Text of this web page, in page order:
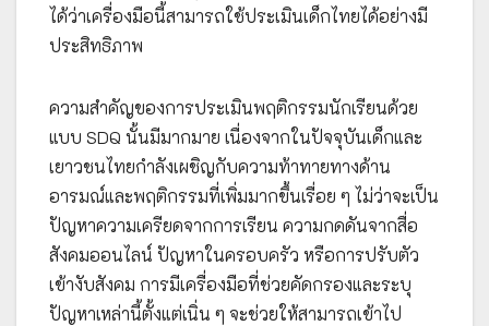
ได้ว่าเครื่องมือนี้สามารถใช้ประเมินเด็กไทยได้อย่างมี
ประสิทธิภาพ
ความสำคัญของการประเมินพฤติกรรมนักเรียนด้วย
แบบ SDQ นั้นมีมากมาย เนื่องจากในปัจจุบันเด็กและ
เยาวชนไทยกำลังเผชิญกับความท้าทายทางด้าน
อารมณ์และพฤติกรรมที่เพิ่มมากขึ้นเรื่อย ๆ ไม่ว่าจะเป็น
ปัญหาความเครียดจากการเรียน ความกดดันจากสื่อ
สังคมออนไลน์ ปัญหาในครอบครัว หรือการปรับตัว
เข้างับสังคม การมีเครื่องมือที่ช่วยคัดกรองและระบุ
ปัญหาเหล่านี้ตั้งแต่เนิ่น ๆ จะช่วยให้สามารถเข้าไป